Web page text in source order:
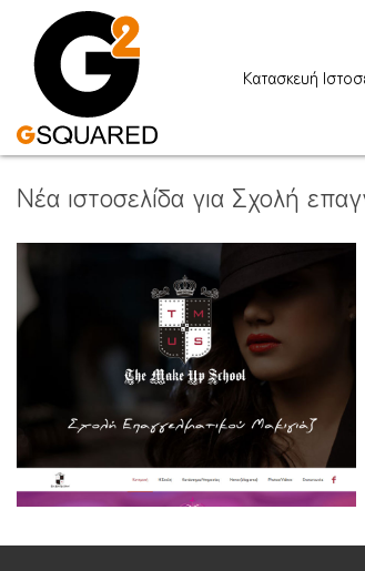
Κατασκευή
Νέα ιστοσελίδα για Σχολή